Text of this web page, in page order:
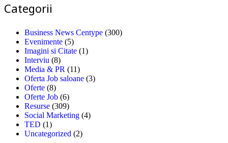
Categorii
Business News Centype (300)
Evenimente (5)
Imagini si Citate (1)
Interviu (8)
Media & PR (11)
Oferta Job saloane (3)
Oferte (8)
Oferte Job (6)
Resurse (309)
Social Marketing (4)
TED (1)
Uncategorized (2)